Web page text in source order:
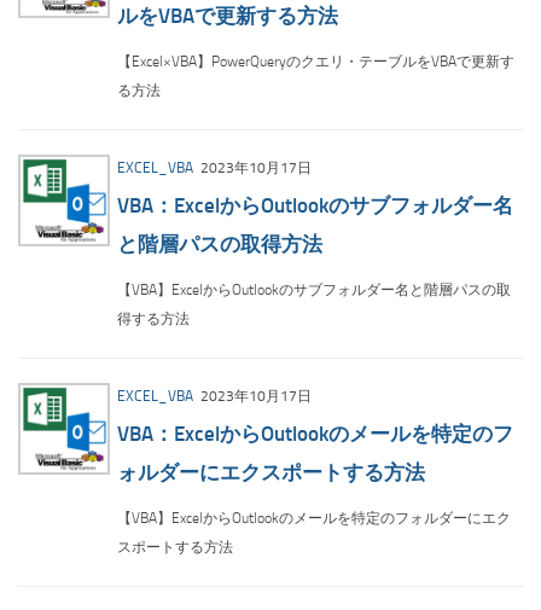
ルをVBAで更新する方法
【Excel×VBA】PowerQueryのクエリ・テーブルをVBAで更新す
る方法
EXCEL_VBA 2023年10月17日
VBA：ExcelからOutlookのサブフォルダー名
と階層パスの取得方法
【VBA】ExcelからOutlookのサブフォルダー名と階層パスの取
得する方法
EXCEL_VBA 2023年10月17日
VBA：ExcelからOutlookのメールを特定のフ
ォルダーにエクスポートする方法
【VBA】ExcelからOutlookのメールを特定のフォルダーにエク
スポートする方法